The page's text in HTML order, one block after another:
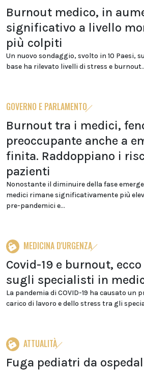
Burnout medico, in
significativo a livello
più colpiti
Un nuovo sondaggio, svolto in 10 Paesi,
base ha rilevato livelli di stress e
GOVERNO E PARLAMENTO
Burnout tra i medici,
preoccupante anche a
finita. Raddoppiano i
pazienti
Nonostante il diminuire della fase
medici rimane significativamente più
pre-pandemici e...
MEDICINA D'URGENZA
Covid-19 e burnout,
sugli specialisti in
La pandemia di COVID-19 ha causato un
carico di lavoro e dello stress tra gli
ATTUALITÀ
Fuga pediatri da